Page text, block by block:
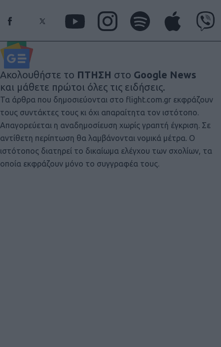
Ακολουθήστε το ΠΤΗΣΗ στο Google News
και μάθετε πρώτοι όλες τις ειδήσεις.
Τα άρθρα που δημοσιεύονται στο flight.com.gr εκφράζουν
τους συντάκτες τους κι όχι απαραίτητα τον ιστότοπο.
Απαγορεύεται η αναδημοσίευση χωρίς γραπτή έγκριση. Σε
αντίθετη περίπτωση θα λαμβάνονται νομικά μέτρα. Ο
ιστότοπος διατηρεί το δικαίωμα ελέγχου των σχολίων, τα
οποία εκφράζουν μόνο το συγγραφέα τους.